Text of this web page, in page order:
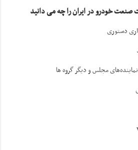
صنعت خودرو در ایران را چه می دانید
دستوری
مجلس و دیگر گروه ها